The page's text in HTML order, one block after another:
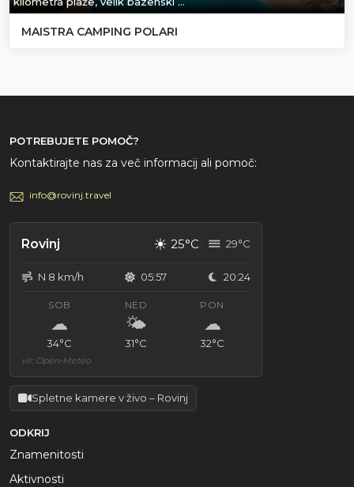
MAISTRA CAMPING POLARI
POTREBUJETE POMOČ?
Kontaktirajte nas za več informacij ali pomoč:
info@rovinj.travel
Rovinj ☀ 25°C 29°C
N 8 km/h 05:57 20:24
SOB
☁
34°C
NED
🌤
31°C
PON
☁
32°C
vir: Open-Meteo
Spletne kamere v živo – Rovinj
ODKRIJ
Znamenitosti
Aktivnosti